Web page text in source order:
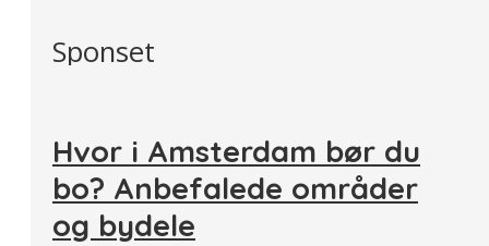
Sponset
Hvor i Amsterdam bør du
bo? Anbefalede områder
og bydele